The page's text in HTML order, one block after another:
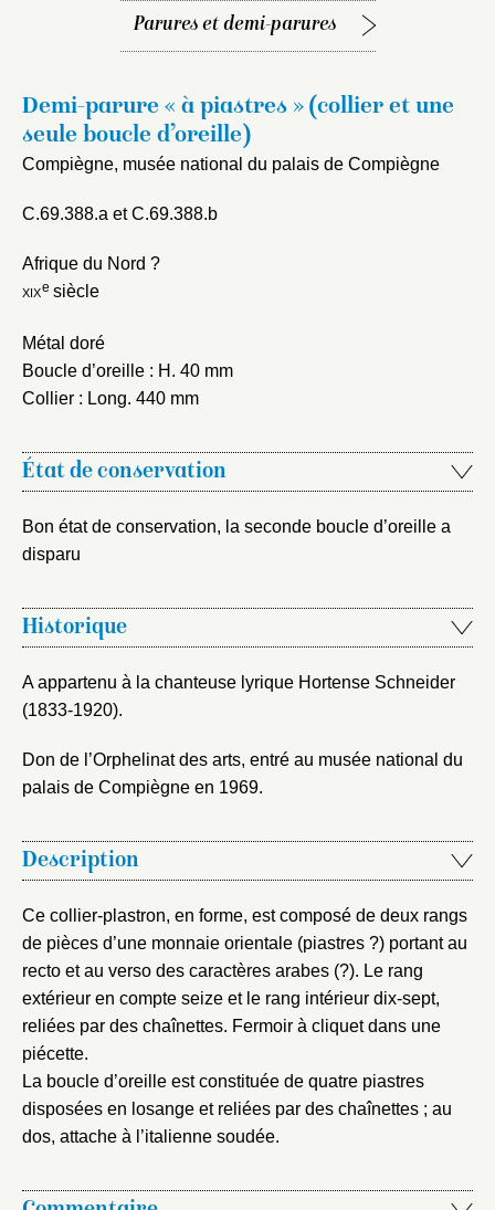
Parures et demi-parures
Demi-parure « à piastres » (collier et une
seule boucle d’oreille)
Compiègne, musée national du palais de Compiègne
C.69.388.a et C.69.388.b
Afrique du Nord ?
xixe siècle
Métal doré
Boucle d’oreille : H. 40 mm
Collier : Long. 440 mm
État de conservation
Bon état de conservation, la seconde boucle d’oreille a
disparu
Historique
A appartenu à la chanteuse lyrique Hortense Schneider
(1833-1920).
Don de l’Orphelinat des arts, entré au musée national du
palais de Compiègne en 1969.
Description
Ce collier-plastron, en forme, est composé de deux rangs
de pièces d’une monnaie orientale (piastres ?) portant au
recto et au verso des caractères arabes (?). Le rang
extérieur en compte seize et le rang intérieur dix-sept,
reliées par des chaînettes. Fermoir à cliquet dans une
piécette.
La boucle d’oreille est constituée de quatre piastres
disposées en losange et reliées par des chaînettes ; au
dos, attache à l’italienne soudée.
Choix du dossier où ajouter la
Nom du dossier
Valider
Nouveau dossier
Créer et ajouter
Courriel
Vous n'êtes pas encore inscrit ?